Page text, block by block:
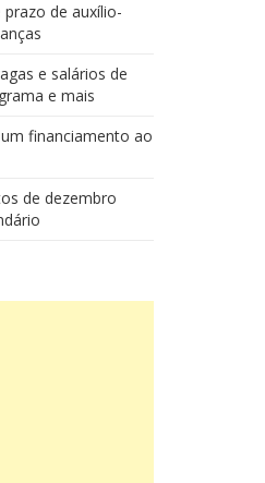
de auxílio-
e salários de
e mais
financiamento ao
de dezembro